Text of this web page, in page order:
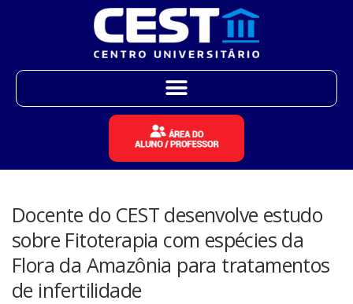
Docente do CEST desenvolve estudo
sobre Fitoterapia com espécies da
Flora da Amazônia para tratamentos
de infertilidade